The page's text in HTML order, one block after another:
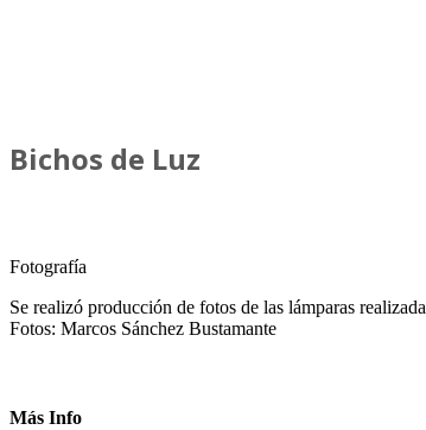
Bichos de Luz
Fotografía
Se realizó producción de fotos de las lámparas
Fotos: Marcos Sánchez Bustamante
Más Info